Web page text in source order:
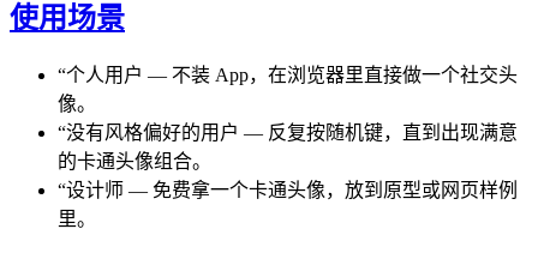
使用场景
“个人用户 — 不装 App，在浏览器里直接做一个社交头
像。
“没有风格偏好的用户 — 反复按随机键，直到出现满意
的卡通头像组合。
“设计师 — 免费拿一个卡通头像，放到原型或网页样例
里。